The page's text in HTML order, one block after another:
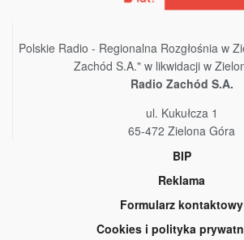
Polskie Radio - Regionalna Rozgłośnia w
Zachód S.A." w likwidacji w
Radio Zachód S.A.
ul. Kukułcza 1
65-472 Zielona Góra
BIP
Reklama
Formularz kontaktowy
Cookies i polityka